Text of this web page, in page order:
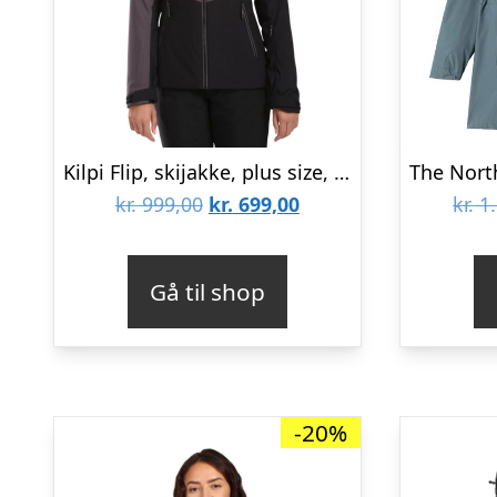
Kilpi Flip, skijakke, plus size, dame, sort
kr.999,00 Den
var:
kr. 999,00.
kr. 699,00Den
kr. 699,00.
Gå til shop
kr.
-20%